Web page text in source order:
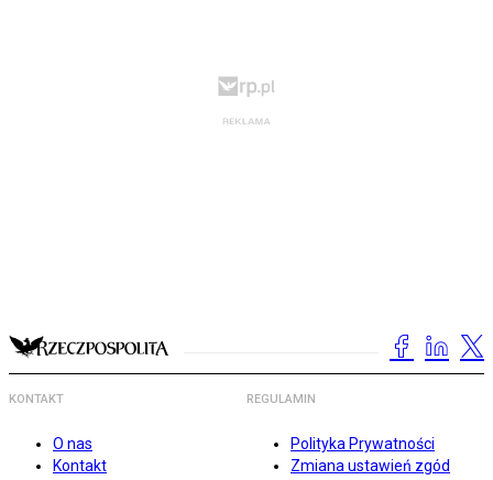
KONTAKT
O nas
Kontakt
REGULAMIN
Polityka Prywatności
Zmiana ustawień zgód